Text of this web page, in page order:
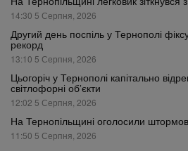
14:30 5 Серпня, 2026
Другий день поспіль у Тернополі
рекорд
13:10 5 Серпня, 2026
Цьогоріч у Тернополі капітально
світлофорні об’єкти
12:02 5 Серпня, 2026
На Тернопільщині оголосили
11:50 5 Серпня, 2026